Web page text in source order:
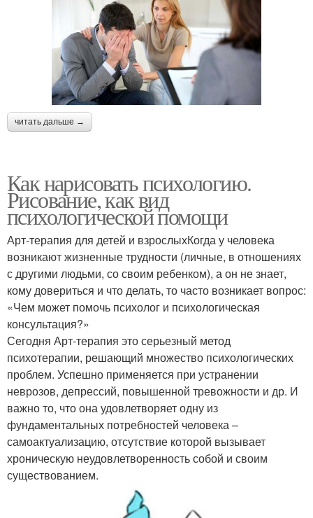
читать дальше →
Как нарисовать психологию.
Рисование, как вид
психологической помощи
Арт-терапия для детей и взрослыхКогда у человека
возникают жизненные трудности (личные, в отношениях
с другими людьми, со своим ребенком), а он не знает,
кому довериться и что делать, то часто возникает вопрос:
«Чем может помочь психолог и психологическая
консультация?»
Сегодня Арт-терапия это серьезный метод
психотерапии, решающий множество психологических
проблем. Успешно применяется при устранении
неврозов, депрессий, повышенной тревожности и др. И
важно то, что она удовлетворяет одну из
фундаментальных потребностей человека –
самоактуализацию, отсутствие которой вызывает
хроническую неудовлетворенность собой и своим
существованием.